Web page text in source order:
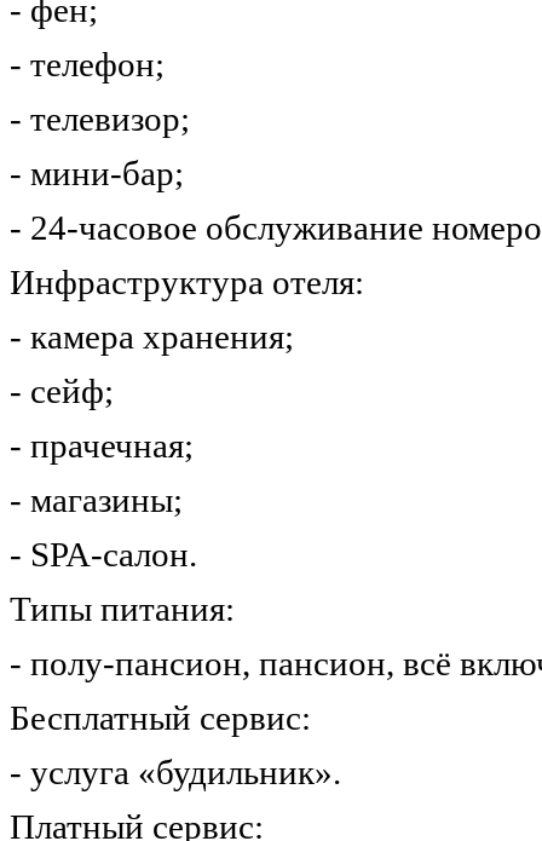
- фен;
- телефон;
- телевизор;
- мини-бар;
- 24-часовое обслуживание
Инфраструктура отеля:
- камера хранения;
- сейф;
- прачечная;
- магазины;
- SPA-салон.
Типы питания:
- полу-пансион, пансион, всё
Бесплатный сервис:
- услуга «будильник».
Платный сервис: